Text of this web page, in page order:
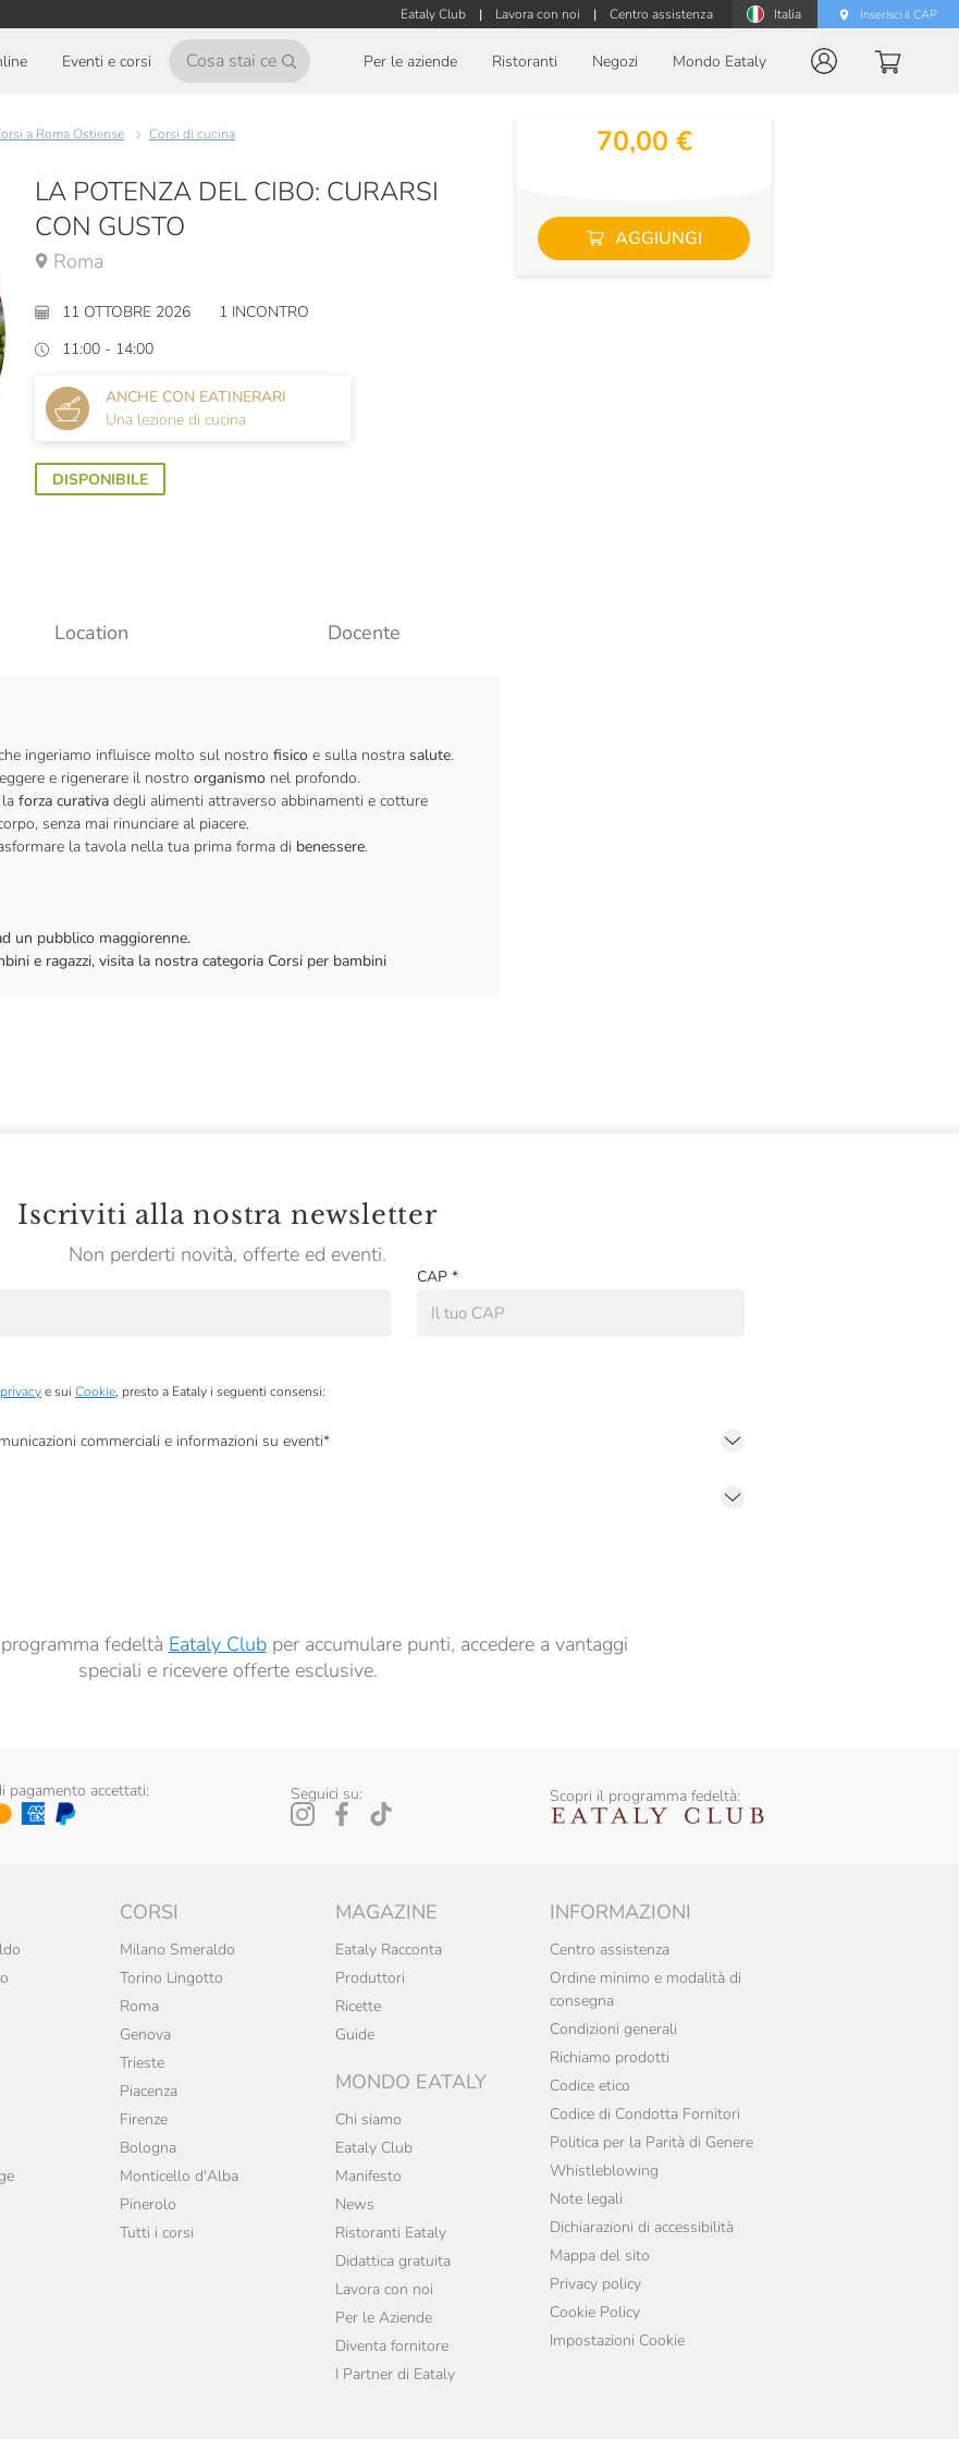
Eataly Club | Lavora con noi | Centro assistenza Italia Inserisci il CAP
Eventi e corsi Per le aziende Ristoranti Negozi Mondo Eataly
Corsi a Roma Ostiense Corsi di cucina
LA POTENZA DEL CIBO: CURARSI
CON GUSTO
Roma
11 OTTOBRE 2026
1 INCONTRO
11:00 - 14:00
ANCHE CON EATINERARI
Una lezione di cucina
DISPONIBILE
Location Docente
ingeriamo influisce molto sul nostro fisico e sulla nostra salute.
e rigenerare il nostro organismo nel profondo.
forza curativa degli alimenti attraverso abbinamenti e cotture
senza mai rinunciare al piacere.
la tavola nella tua prima forma di benessere.
un pubblico maggiorenne.
e ragazzi, visita la nostra categoria Corsi per bambini
70,00 €
AGGIUNGI
Iscriviti alla nostra newsletter
Non perderti novità, offerte ed eventi.
CAP *
e sui Cookie, presto a Eataly i seguenti consensi:
commerciali e informazioni su eventi*
fedeltà Eataly Clubper accumulare punti, accedere a vantaggi
speciali e ricevere offerte esclusive.
pagamento accettati: Seguici su: Scopri il programma fedeltà:
CORSI
Milano Smeraldo
Torino Lingotto
Roma
Genova
Trieste
Piacenza
Firenze
Bologna
Monticello d'Alba
Pinerolo
Tutti i corsi
MAGAZINE
Eataly Racconta
Produttori
Ricette
Guide
MONDO EATALY
Chi siamo
Eataly Club
Manifesto
News
Ristoranti Eataly
Didattica gratuita
Lavora con noi
Per le Aziende
Diventa fornitore
I Partner di Eataly
INFORMAZIONI
Centro assistenza
Ordine minimo e modalità di
consegna
Condizioni generali
Richiamo prodotti
Codice etico
Codice di Condotta Fornitori
Politica per la Parità di Genere
Whistleblowing
Note legali
Dichiarazioni di accessibilità
Mappa del sito
Privacy policy
Cookie Policy
Impostazioni Cookie